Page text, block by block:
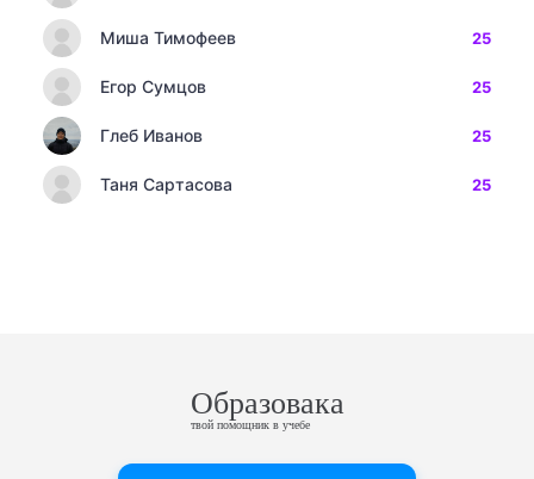
Миша Тимофеев 25
Егор Сумцов 25
Глеб Иванов 25
Таня Сартасова 25
Образовака
твой помощник в учебе